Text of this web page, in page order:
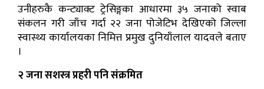
उनीहरुकै कन्ट्याक्ट ट्रेसिङ्गका आधारमा ३५ जनाको स्वाब
संकलन गरी जाँच गर्दा २२ जना पोजेटिभ देखिएको जिल्ला
स्वास्थ्य कार्यालयका निमित्त प्रमुख दुनियाँलाल यादवले बताए
।
२ जना सशस्त्र प्रहरी पनि संक्रमित